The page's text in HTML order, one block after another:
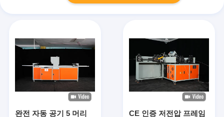
완전 자동 공기 5 머리
CE 인증 저전압 프레임